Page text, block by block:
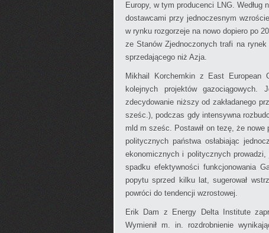
Europy, w tym producenci LNG.
dostawcami przy jednoczesnym
w rynku rozgorzeje na nowo dopiero po
ze Stanów Zjednoczonych trafi na
sprzedającego niż Azja.
Mikhail Korchemkin z East European
kolejnych projektów
zdecydowanie niższy od zakładanego
sześc.), podczas gdy intensywna
mld m sześc. Postawił on tezę, że nowe
politycznych państwa osłabiając
ekonomicznych i politycznych
spadku efektywności funkcjonowania
popytu sprzed kilku lat, sugerował
powróci do tendencji wzrostowej.
Erik Dam z Energy Delta Institute
Wymienił m. in. rozdrobnienie